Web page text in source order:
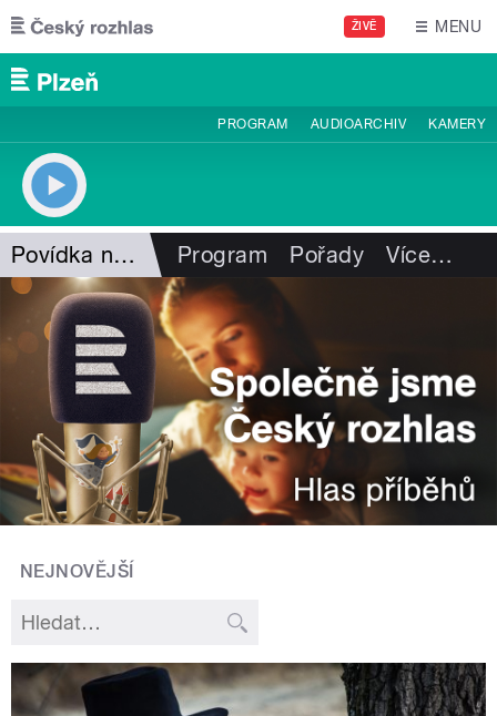
Přejít k hlavnímu obsahu
ŽIVĚ MENU
PROGRAM AUDIOARCHIV KAMERY
Povídka na sobotu Program Pořady Více…
NEJNOVĚJŠÍ